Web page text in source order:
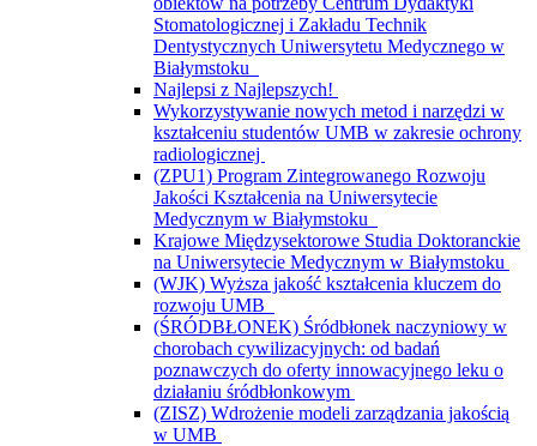
Stomatologicznej i Zakładu Technik
Dentystycznych Uniwersytetu Medycznego w
Białymstoku
Najlepsi z Najlepszych!
Wykorzystywanie nowych metod i narzędzi w
kształceniu studentów UMB w zakresie ochrony
radiologicznej
(ZPU1) Program Zintegrowanego Rozwoju
Jakości Kształcenia na Uniwersytecie
Medycznym w Białymstoku
Krajowe Międzysektorowe Studia Doktoranckie
na Uniwersytecie Medycznym w Białymstoku
(WJK) Wyższa jakość kształcenia kluczem do
rozwoju UMB
(ŚRÓDBŁONEK) Śródbłonek naczyniowy w
chorobach cywilizacyjnych: od badań
poznawczych do oferty innowacyjnego leku o
działaniu śródbłonkowym
(ZISZ) Wdrożenie modeli zarządzania jakością
w UMB